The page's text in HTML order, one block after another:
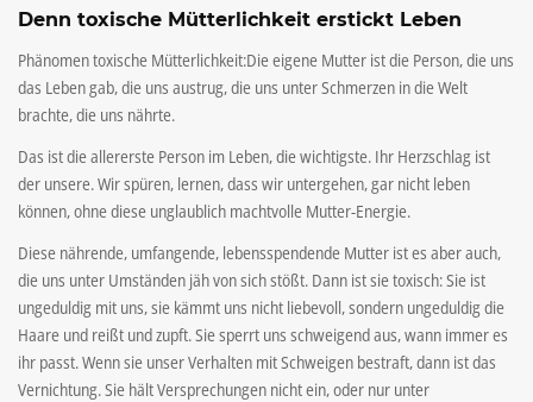
Denn toxische Mütterlichkeit erstickt Leben
Phänomen toxische Mütterlichkeit:Die eigene Mutter ist die Person, die uns
das Leben gab, die uns austrug, die uns unter Schmerzen in die Welt
brachte, die uns nährte.
Das ist die allererste Person im Leben, die wichtigste. Ihr Herzschlag ist
der unsere. Wir spüren, lernen, dass wir untergehen, gar nicht leben
können, ohne diese unglaublich machtvolle Mutter-Energie.
Diese nährende, umfangende, lebensspendende Mutter ist es aber auch,
die uns unter Umständen jäh von sich stößt. Dann ist sie toxisch: Sie ist
ungeduldig mit uns, sie kämmt uns nicht liebevoll, sondern ungeduldig die
Haare und reißt und zupft. Sie sperrt uns schweigend aus, wann immer es
ihr passt. Wenn sie unser Verhalten mit Schweigen bestraft, dann ist das
Vernichtung. Sie hält Versprechungen nicht ein, oder nur unter